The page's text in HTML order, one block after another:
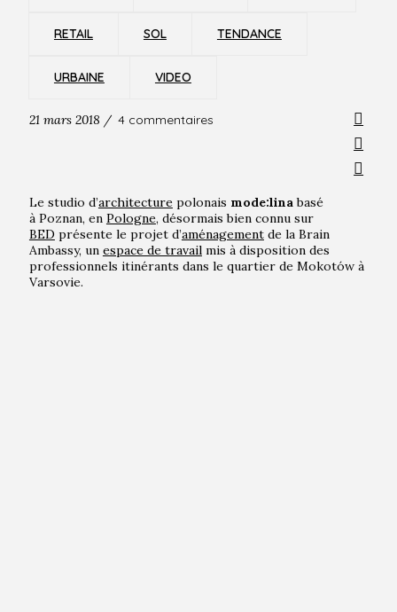
RETAIL SOL TENDANCE
URBAINE VIDEO
21 mars 2018 / 4 commentaires
Le studio d’architecturepolonais mode:linabasé
à Poznan, en Pologne, désormais bien connu sur
BED présente le projet d’aménagementde la Brain
Ambassy, un espace de travailmis à disposition des
professionnels itinérants dans le quartier de Mokotów à
Varsovie.